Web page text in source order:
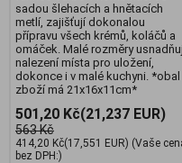
sadou šlehacích a hnětacích
metlí, zajišťují dokonalou
přípravu všech krémů, koláčů a
omáček. Malé rozměry
nalezení místa pro uložení,
dokonce i v malé kuchyni. *obal
zboží má 21x16x11cm*
501,20 Kč(21,237 EUR)
563 Kč
414,20 Kč(17,551 EUR) (Vaše
bez DPH:)